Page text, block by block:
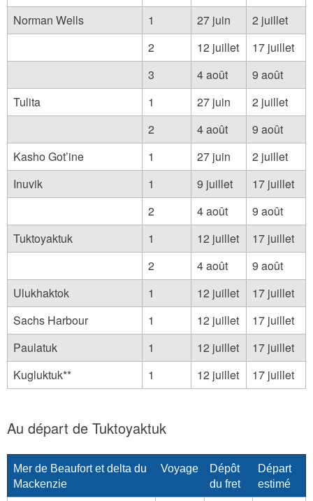
Norman Wells 1 27 juin
2 juillet
2
12 juillet
17 juillet
3
4 août
9 août
Tulita
1 27 juin
2 juillet
2
4 août
9 août
Kasho Got’ine
1 27 juin
2 juillet
Inuvik
1 9 juillet
17 juillet
2
4 août
9 août
Tuktoyaktuk
1 12 juillet
17 juillet
2
4 août
9 août
Ulukhaktok
1 12 juillet
17 juillet
Sachs Harbour
1 12 juillet
17 juillet
Paulatuk
1 12 juillet
17 juillet
Kugluktuk**
1 12 juillet 17 juillet
Au départ de Tuktoyaktuk
Mer de Beaufort et delta du
Mackenzie
Voyage
Dépôt
du fret
Départ
estimé